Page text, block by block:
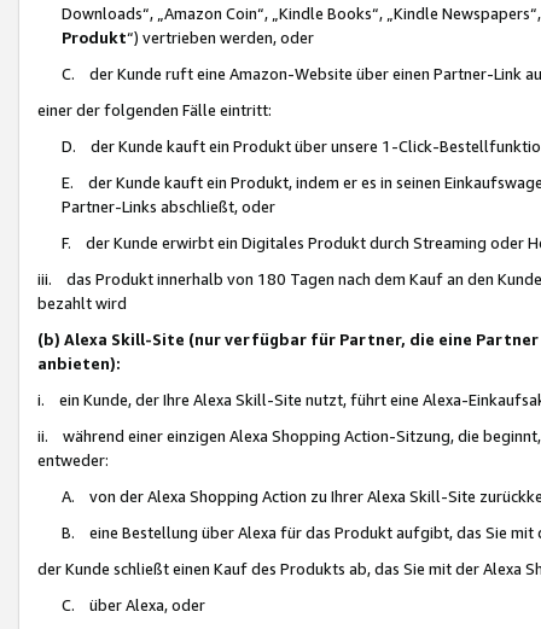
Downloads“, „Amazon Coin“, „Kindle Books“, „Kindle
Produkt“) vertrieben werden, oder
C. der Kunde ruft eine Amazon-Website über einen Partner-Link
einer der folgenden Fälle eintritt:
D. der Kunde kauft ein Produkt über unsere 1-Click-
E. der Kunde kauft ein Produkt, indem er es in seinen
Partner-Links abschließt, oder
F. der Kunde erwirbt ein Digitales Produkt durch Streaming oder
iii. das Produkt innerhalb von 180 Tagen nach dem Kauf an den
bezahlt wird
(b) Alexa Skill-Site (nur verfügbar für Partner, die eine
anbieten):
i. ein Kunde, der Ihre Alexa Skill-Site nutzt, führt eine Alexa-
ii. während einer einzigen Alexa Shopping Action-Sitzung, die
entweder:
A. von der Alexa Shopping Action zu Ihrer Alexa Skill-Site
B. eine Bestellung über Alexa für das Produkt aufgibt, das Sie mit
der Kunde schließt einen Kauf des Produkts ab, das Sie mit der Alexa
C. über Alexa, oder